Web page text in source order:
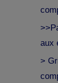
aux
>